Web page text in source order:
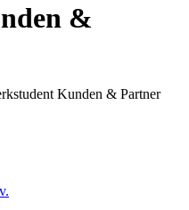
&
Kunden & Partner